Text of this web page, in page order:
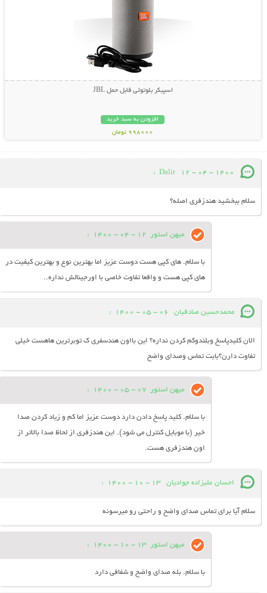
اسپیکر بلوتوثی قابل حمل JBL
افزودن به سبد خرید
998000 تومان
Dalir 12 - 04 - 1400
:
سلام ببخشید هندزفری اصله؟
میهن استور 12 - 04 - 1400
:
با سلام. های کپی هست دوست عزیز اما بهترین نوع و بهترین کیفیت در
های کپی هست و واقعا تفاوت خاصی با اورجینالش نداره..
محمدحسین صادقیان 06 - 05 - 1400
:
الان کلیدپاسخ وبلندوکم کردن نداره؟ این بااون هندسفری ک توبرترین هاهست خیلی
تفاوت دارن؟بابت تماس وصدای واضح
میهن استور 07 - 05 - 1400
:
با سلام. کلید پاسخ دادن دارد دوست عزیز اما کم و زیاد کردن صدا
خیر (با موبایل کنترل می شود). این هندزفری از لحاظ صدا بالاتر از
اون هندزفری هست.
احسان عليزاده جوادیان 13 - 10 - 1400
:
سلام آیا برای تماس صدای واضح و راحتی رو میرسونه
میهن استور 13 - 10 - 1400
:
با سلام. بله صدای واضح و شفافی دارد